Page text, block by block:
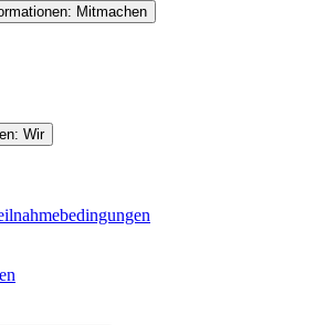
Mitmachen
Wir